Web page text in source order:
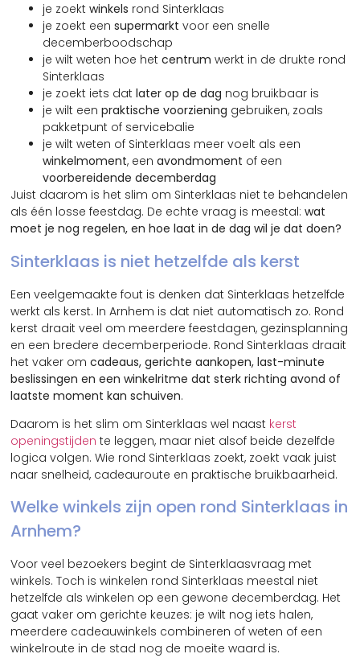
je zoektwinkels rond Sinterklaas
je zoekt eensupermarkt voor een snelle
decemberboodschap
je wilt weten hoe hetcentrum werkt in de drukte rond
Sinterklaas
je zoekt iets datlater op de dag nog bruikbaar is
je wilt eenpraktische voorziening gebruiken, zoals
pakketpunt of servicebalie
je wilt weten of Sinterklaas meer voelt als een
winkelmoment, eenavondmoment of een
voorbereidende decemberdag
Juist daarom is het slim om Sinterklaas niet te behandelen
als één losse feestdag. De echte vraag is meestal:wat
moet je nog regelen, en hoe laat in de dag wil je dat doen?
Sinterklaas is niet hetzelfde als kerst
Een veelgemaakte fout is denken dat Sinterklaas hetzelfde
werkt als kerst. In Arnhem is dat niet automatisch zo. Rond
kerst draait veel om meerdere feestdagen, gezinsplanning
en een bredere decemberperiode. Rond Sinterklaas draait
het vaker omcadeaus, gerichte aankopen, last-minute
beslissingen en een winkelritme dat sterk richting avond of
laatste moment kan schuiven.
Daarom is het slim om Sinterklaas wel naast kerst
openingstijden te leggen, maar niet alsof beide dezelfde
logica volgen. Wie rond Sinterklaas zoekt, zoekt vaak juist
naar snelheid, cadeauroute en praktische bruikbaarheid.
Welke winkels zijn open rond Sinterklaas in
Arnhem?
Voor veel bezoekers begint de Sinterklaasvraag met
winkels. Toch is winkelen rond Sinterklaas meestal niet
hetzelfde als winkelen op een gewone decemberdag. Het
gaat vaker om gerichte keuzes: je wilt nog iets halen,
meerdere cadeauwinkels combineren of weten of een
winkelroute in de stad nog de moeite waard is.